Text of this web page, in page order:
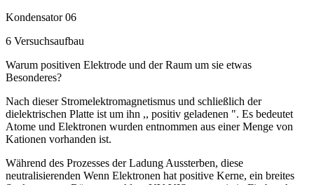
Kondensator 06
6 Versuchsaufbau
Warum positiven Elektrode und der Raum um sie etwas
Besonderes?
Nach dieser Stromelektromagnetismus und schließlich der
dielektrischen Platte ist um ihn ,, positiv geladenen ". Es bedeutet
Atome und Elektronen wurden entnommen aus einer Menge von
Kationen vorhanden ist.
Während des Prozesses der Ladung Aussterben, diese
neutralisierenden Wenn Elektronen hat positive Kerne, ein breites